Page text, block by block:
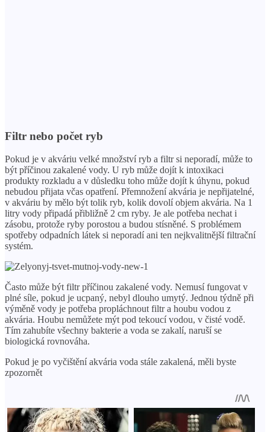
Filtr nebo počet ryb
Pokud je v akváriu velké množství ryb a filtr si neporadí, může to
být příčinou zakalené vody. U ryb může dojít k intoxikaci
produkty rozkladu a v důsledku toho může dojít k úhynu, pokud
nebudou přijata včas opatření. Přemnožení akvária je nepřijatelné,
v akváriu by mělo být tolik ryb, kolik dovolí objem akvária. Na 1
litry vody připadá přibližně 2 cm ryby. Je ale potřeba nechat i
zásobu, protože ryby porostou a budou stísněné. S problémem
spotřeby odpadních látek si neporadí ani ten nejkvalitnější filtrační
systém.
Často může být filtr příčinou zakalené vody. Nemusí fungovat v
plné síle, pokud je ucpaný, nebyl dlouho umytý. Jednou týdně při
výměně vody je potřeba propláchnout filtr a houbu vodou z
akvária. Houbu nemůžete mýt pod tekoucí vodou, v čisté vodě.
Tím zahubíte všechny bakterie a voda se zakalí, naruší se
biologická rovnováha.
Pokud je po vyčištění akvária voda stále zakalená, měli byste
zpozornět